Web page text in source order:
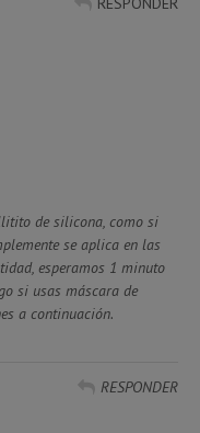
de silicona, como si
se aplica en las
esperamos 1 minuto
si usas máscara de
a continuación.
RESPONDER